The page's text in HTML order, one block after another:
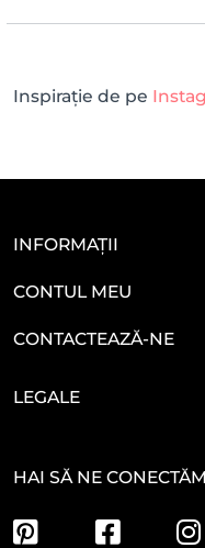
Inspirație de pe
INFORMAȚII
CONTUL MEU
CONTACTEAZĂ-NE
LEGALE
HAI SĂ NE CONECTĂM